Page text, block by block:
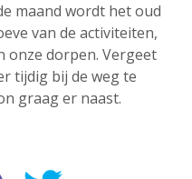
maand wordt het oud
van de activiteiten,
onze dorpen. Vergeet
tijdig bij de weg te
graag er naast.